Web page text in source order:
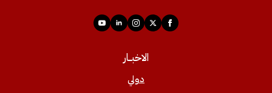
الاخبــار
دولي